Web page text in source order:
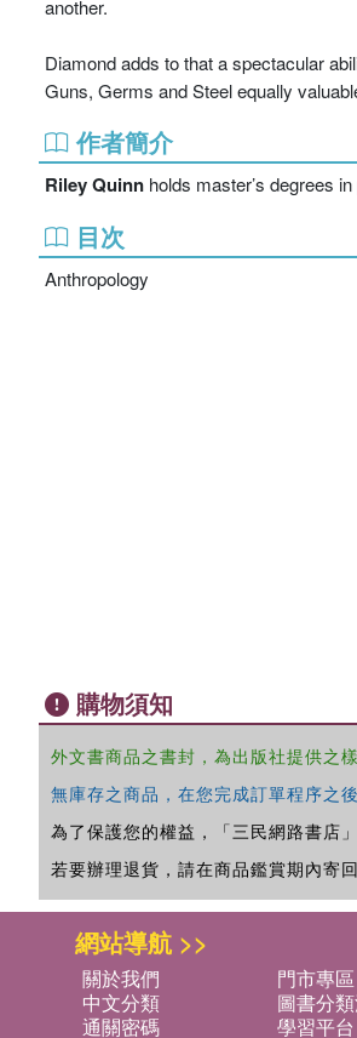
another.
Diamond adds to that a spectacular
Guns, Germs and Steel equally
作者簡介
Riley Quinn holds master’s degrees
目次
Anthropology
購物須知
外文書商品之書封，為出版社提供之
無庫存之商品，在您完成訂單程序之
為了保護您的權益，「三民網路書店」
若要辦理退貨，請在商品鑑賞期內寄
網站導航 >>
關於我們 門市專區
中文分類
圖書分
通關密碼
學習平台